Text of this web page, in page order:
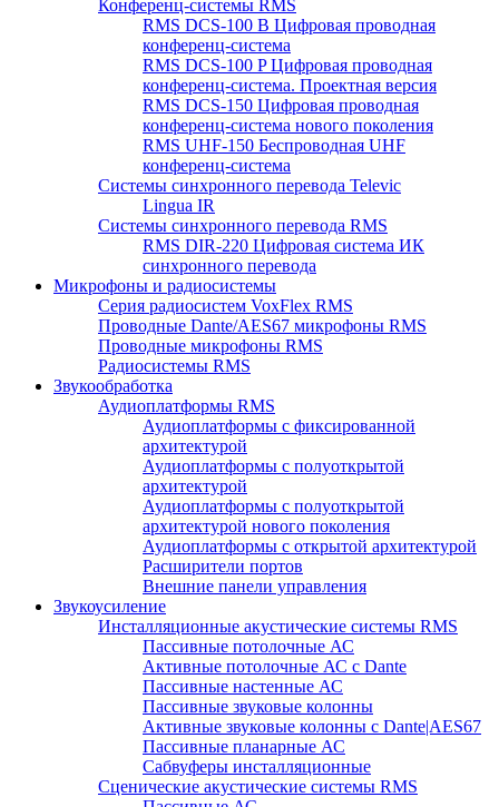
Конференц-системы RMS
RMS DCS-100 B Цифровая проводная
конференц-система
RMS DCS-100 P Цифровая проводная
конференц-система. Проектная версия
RMS DCS-150 Цифровая проводная
конференц-система нового поколения
RMS UHF-150 Беспроводная UHF
конференц-система
Системы синхронного перевода Televic
Lingua IR
Системы синхронного перевода RMS
RMS DIR-220 Цифровая система ИК
синхронного перевода
Микрофоны и радиосистемы
Серия радиосистем VoxFlex RMS
Проводные Dante/AES67 микрофоны RMS
Проводные микрофоны RMS
Радиосистемы RMS
Звукообработка
Аудиоплатформы RMS
Аудиоплатформы с фиксированной
архитектурой
Аудиоплатформы с полуоткрытой
архитектурой
Аудиоплатформы с полуоткрытой
архитектурой нового поколения
Аудиоплатформы с открытой архитектурой
Расширители портов
Внешние панели управления
Звукоусиление
Инсталляционные акустические системы RMS
Пассивные потолочные АС
Активные потолочные АС с Dante
Пассивные настенные АС
Пассивные звуковые колонны
Активные звуковые колонны с Dante|AES67
Пассивные планарные АС
Сабвуферы инсталляционные
Сценические акустические системы RMS